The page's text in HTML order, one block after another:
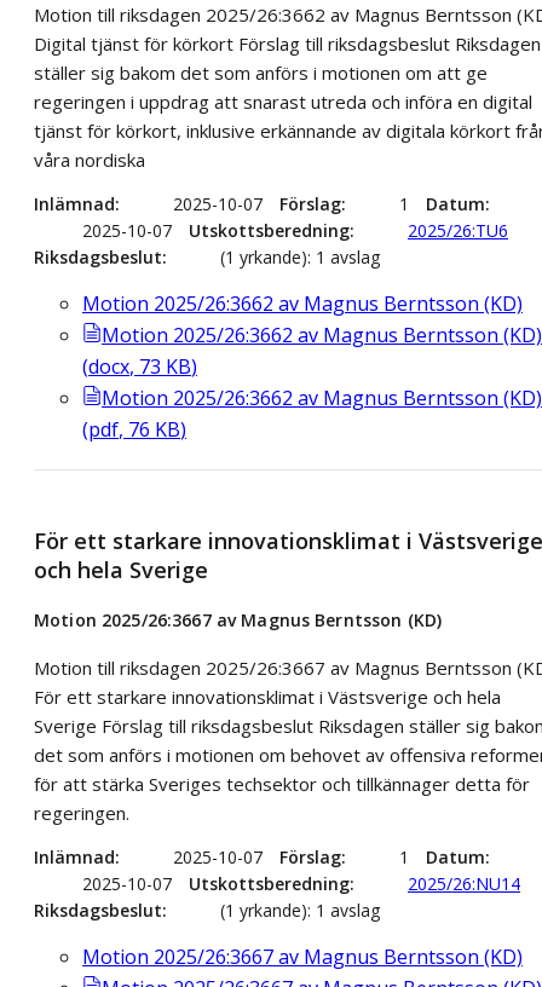
Motion till riksdagen 2025/26:3662 av Magnus Berntsson
Digital tjänst för körkort Förslag till riksdagsbeslut Riksdagen
ställer sig bakom det som anförs i motionen om att ge
regeringen i uppdrag att snarast utreda och införa en digital
tjänst för körkort, inklusive erkännande av digitala körkort
våra nordiska
Inlämnad 2025-10-07 Förslag 1
Datum
2025-10-07
Utskottsberedning
2025/26:TU6
Riksdagsbeslut
(1 yrkande): 1 avslag
Motion 2025/26:3662 av Magnus Berntsson (KD)
Motion 2025/26:3662 av Magnus Berntsson (KD)
(docx, 73 KB)
Motion 2025/26:3662 av Magnus Berntsson (KD)
(pdf, 76 KB)
För ett starkare innovationsklimat i Västsverige
och hela Sverige
Motion 2025/26:3667 av Magnus Berntsson (KD)
Motion till riksdagen 2025/26:3667 av Magnus Berntsson
För ett starkare innovationsklimat i Västsverige och hela
Sverige Förslag till riksdagsbeslut Riksdagen ställer sig
det som anförs i motionen om behovet av offensiva
för att stärka Sveriges techsektor och tillkännager detta för
regeringen.
Inlämnad 2025-10-07 Förslag 1
Datum
2025-10-07
Utskottsberedning
2025/26:NU14
Riksdagsbeslut
(1 yrkande): 1 avslag
Motion 2025/26:3667 av Magnus Berntsson (KD)